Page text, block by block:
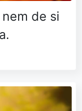
de si